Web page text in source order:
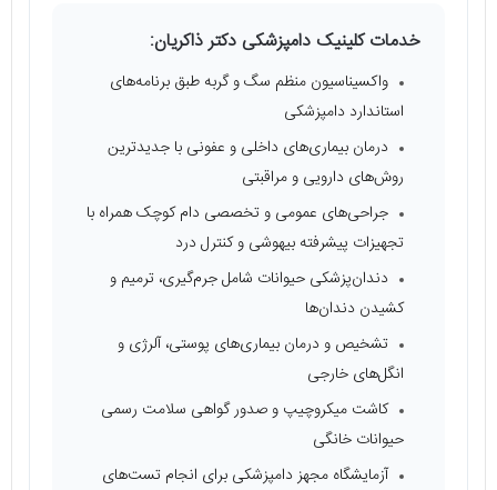
خدمات کلینیک دامپزشکی دکتر ذاکریان:
واکسیناسیون منظم سگ و گربه طبق برنامه‌های
استاندارد دامپزشکی
درمان بیماری‌های داخلی و عفونی با جدیدترین
روش‌های دارویی و مراقبتی
جراحی‌های عمومی و تخصصی دام کوچک همراه با
تجهیزات پیشرفته بیهوشی و کنترل درد
دندان‌پزشکی حیوانات شامل جرم‌گیری، ترمیم و
کشیدن دندان‌ها
تشخیص و درمان بیماری‌های پوستی، آلرژی و
انگل‌های خارجی
کاشت میکروچیپ و صدور گواهی سلامت رسمی
حیوانات خانگی
آزمایشگاه مجهز دامپزشکی برای انجام تست‌های